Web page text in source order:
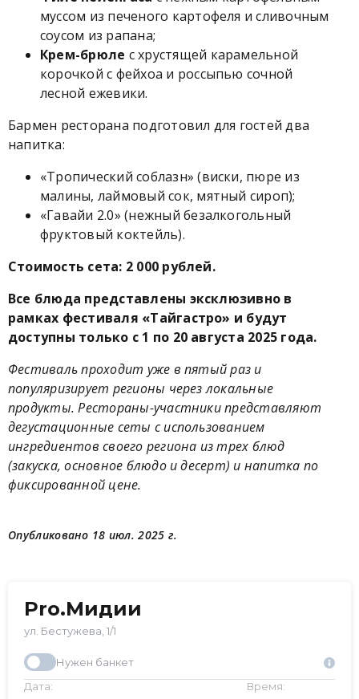
муссом из печеного картофеля и сливочным
соусом из рапана;
Крем-брюле с хрустящей карамельной
корочкой с фейхоа и россыпью сочной
лесной ежевики.
Бармен ресторана подготовил для гостей два
напитка:
«Тропический соблазн» (виски, пюре из
малины, лаймовый сок, мятный сироп);
«Гавайи 2.0» (нежный безалкогольный
фруктовый коктейль).
Стоимость сета: 2 000 рублей.
Все блюда представлены эксклюзивно в
рамках фестиваля «Тайгастро» и будут
доступны только с 1 по 20 августа 2025 года.
Фестиваль проходит уже в пятый раз и
популяризирует регионы через локальные
продукты. Рестораны-участники представляют
дегустационные сеты с использованием
ингредиентов своего региона из трех блюд
(закуска, основное блюдо и десерт) и напитка по
фиксированной цене.
Опубликовано 18 июл. 2025 г.
Pro.Мидии
ул. Бестужева, 1/1
Нужен банкет
Дата:
Время: